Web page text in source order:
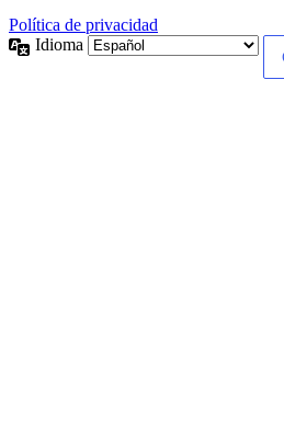
Política de privacidad
Idioma